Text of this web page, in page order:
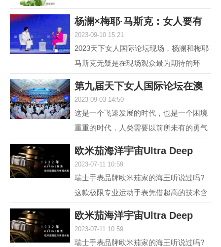
王炸，但很多人却因为脸上的痘痘或痘印
而封印了颜值，在变美...
杨澜×梅耶·马斯克：女人要有
2023-09-10 15:21
2023天下女人国际论坛现场，杨澜和梅耶
马斯克无疑是在现场观众最为期待的环
传奇人生的优秀女性，...
第九届天下女人国际论坛在澳
2023-09-03 14:50
这是一个飞速发展的时代，也是一个困境
重重的时代，人类需要以前所未有的勇气
不可或缺的组成部分...
欧米茄海洋宇宙Ultra Deep
2023-07-11 10:59
瑞士手表品牌欧米茄家的海王听说过吗?
这款极限专业运动手表凭借超高的技术含
议，它就是欧米茄海...
欧米茄海洋宇宙Ultra Deep
2023-07-11 10:59
瑞士手表品牌欧米茄家的海王听说过吗?